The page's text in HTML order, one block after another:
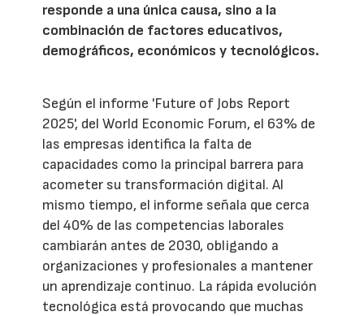
responde a una única causa, sino a la
combinación de factores educativos,
demográficos, económicos y tecnológicos.
Según el informe 'Future of Jobs Report
2025', del World Economic Forum, el 63% de
las empresas identifica la falta de
capacidades como la principal barrera para
acometer su transformación digital. Al
mismo tiempo, el informe señala que cerca
del 40% de las competencias laborales
cambiarán antes de 2030, obligando a
organizaciones y profesionales a mantener
un aprendizaje continuo. La rápida evolución
tecnológica está provocando que muchas